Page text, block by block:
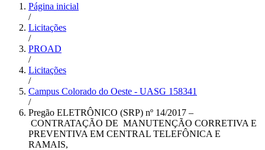
Página inicial
/
Licitações
/
PROAD
/
Licitações
/
Campus Colorado do Oeste - UASG 158341
/
Pregão ELETRÔNICO (SRP) nº 14/2017 –
CONTRATAÇÃO DE MANUTENÇÃO CORRETIVA E
PREVENTIVA EM CENTRAL TELEFÔNICA E
RAMAIS,